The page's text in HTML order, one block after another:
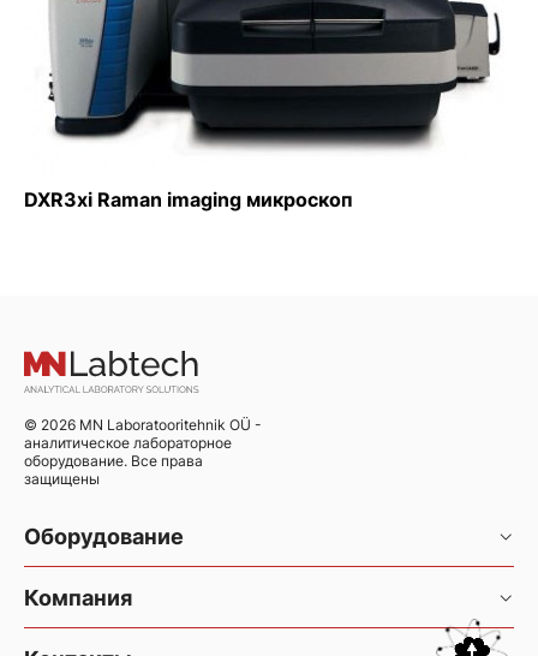
DXR3xi Raman imaging микроскоп
© 2026 MN Laboratooritehnik OÜ -
аналитическое лабораторное
оборудование. Все права
защищены
Оборудование
Хроматография и хромато-масс-спектрометрия
Элементный анализ
Компания